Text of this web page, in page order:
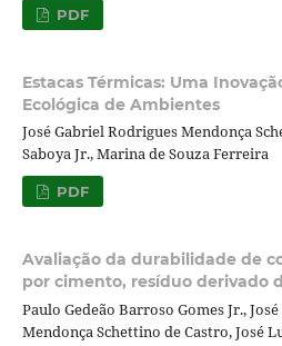
PDF
Estacas Térmicas: Uma
Ecológica de Ambientes
José Gabriel Rodrigues Mendonça
Saboya Jr., Marina de Souza Ferreira
PDF
Avaliação da durabilidade de
por cimento, resíduo derivado
Paulo Gedeão Barroso Gomes Jr.,
Mendonça Schettino de Castro, José